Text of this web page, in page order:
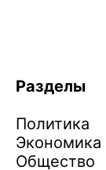
Разделы
Политика
Экономика
Общество